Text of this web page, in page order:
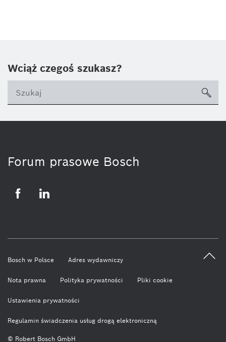
Wciąż czegoś szukasz?
Forum prasowe Bosch
© Robert Bosch GmbH
Bosch w Polsce Adres wydawniczy
Nota prawna Polityka prywatności Pliki cookie
Ustawienia prywatności
Regulamin świadczenia usług drogą elektroniczną